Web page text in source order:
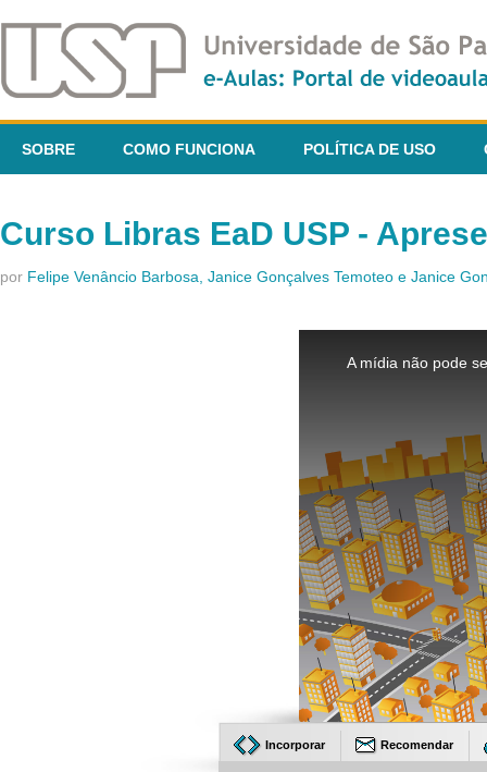
SOBRE COMO FUNCIONA POLÍTICA DE USO
Curso Libras EaD USP -
por Felipe Venâncio Barbosa, Janice Gonçalves Temoteo e Janice
A mídia não pode
Incorporar Recomendar